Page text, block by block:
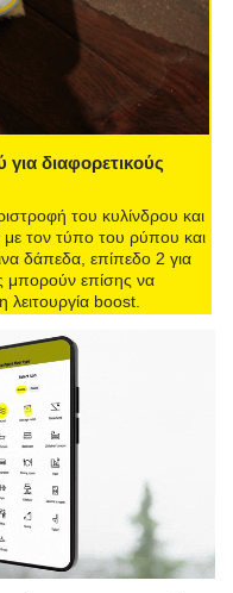
διαφορετικούς
του κυλίνδρου και
με τον τύπο του ρύπου και
δάπεδα, επίπεδο 2 για
μπορούν επίσης να
λειτουργία boost.